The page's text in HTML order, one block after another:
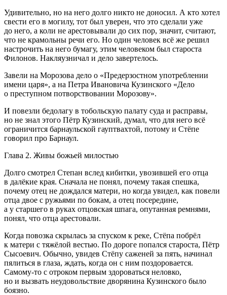
Удивительно, но на него долго никто не доносил. А кто хотел
свести его в могилу, тот был уверен, что это сделали уже
до него, а коли не арестовывали до сих пор, значит, считают,
что не крамольны речи его. Но один человек всё же решил
настрочить на него бумагу, этим человеком был староста
Филонов. Накляузничал и дело завертелось.
Завели на Морозова дело о «Предерзостном употреблении
имени царя», а на Петра Ивановича Кузинского «Дело
о преступном потворствовании Морозову».
И повезли бедолагу в тобольскую палату суда и расправы,
но не знал этого Пётр Кузинский, думал, что для него всё
ограничится барнаульской гауптвахтой, потому и Стёпе
говорил про Барнаул.
Глава 2. Живы божьей милостью
Долго смотрел Степан вслед кибитки, увозившей его отца
в далёкие края. Сначала не понял, почему такая спешка,
почему отец не дождался матери, но когда увидел, как повели
отца двое с ружьями по бокам, а отец посередине,
а у старшего в руках отцовская шпага, опутанная ремнями,
понял, что отца арестовали.
Когда повозка скрылась за спуском к реке, Стёпа побрёл
к матери с тяжёлой вестью. По дороге попался староста, Пётр
Сысоевич. Обычно, увидев Стёпу саженей за пять, начинал
пялиться в глаза, ждать, когда он с ним поздоровается.
Самому-то с отроком первым здороваться неловко,
но и вызвать неудовольствие дворянина Кузинского было
боязно.